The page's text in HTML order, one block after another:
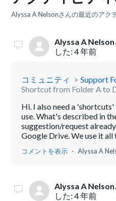
Alyssa A Nelsonさんの最近のアク
Alyssa A Nelson
した:4 年前
コミュニティ
Support
Shortcut from Folder A to
Hi. I also need a
use. What's described in
suggestion/request
Google Drive. We use it all
コメントを表示 Alyssa A
Alyssa A Nelson
した:4 年前